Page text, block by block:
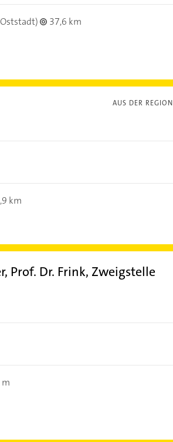
37,6 km
AUS DER REGION
km
Prof. Dr. Frink, Zweigstelle